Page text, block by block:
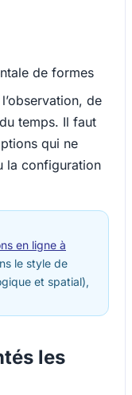
de formes
de
temps. Il faut
qui ne
la configuration
en ligne à
le style de
et spatial),
les